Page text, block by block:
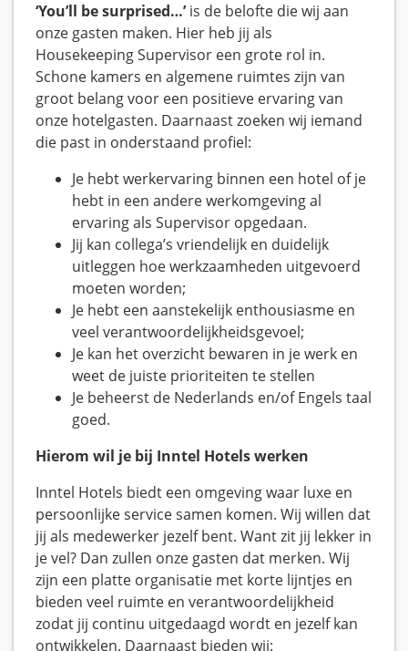
‘You’ll be surprised…’is de belofte die wij aan
onze gasten maken. Hier heb jij als
Housekeeping Supervisor een grote rol in.
Schone kamers en algemene ruimtes zijn van
groot belang voor een positieve ervaring van
onze hotelgasten. Daarnaast zoeken wij iemand
die past in onderstaand profiel:
Je hebt werkervaring binnen een hotel of je
hebt in een andere werkomgeving al
ervaring als Supervisor opgedaan.
Jij kan collega’s vriendelijk en duidelijk
uitleggen hoe werkzaamheden uitgevoerd
moeten worden;
Je hebt een aanstekelijk enthousiasme en
veel verantwoordelijkheidsgevoel;
Je kan het overzicht bewaren in je werk en
weet de juiste prioriteiten te stellen
Je beheerst de Nederlands en/of Engels taal
goed.
Hierom wil je bij Inntel Hotels werken
Inntel Hotels biedt een omgeving waar luxe en
persoonlijke service samen komen. Wij willen dat
jij als medewerker jezelf bent. Want zit jij lekker in
je vel? Dan zullen onze gasten dat merken. Wij
zijn een platte organisatie met korte lijntjes en
bieden veel ruimte en verantwoordelijkheid
zodat jij continu uitgedaagd wordt en jezelf kan
ontwikkelen. Daarnaast bieden wij: